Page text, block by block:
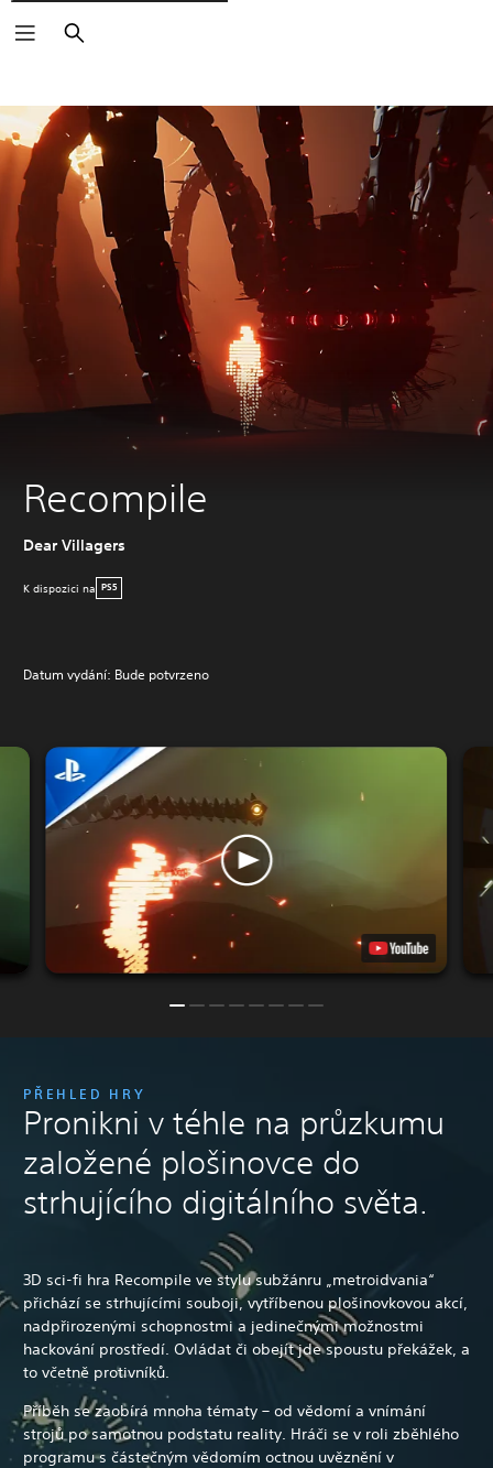
Vyhledat
Recompile
Dear Villagers
K dispozici na PS5
Datum vydání: Bude potvrzeno
PŘEHLED HRY
Pronikni v téhle na průzkumu
založené plošinovce do
strhujícího digitálního světa.
3D sci-fi hra Recompile ve stylu subžánru „metroidvania“
přichází se strhujícími souboji, vytříbenou plošinovkovou akcí,
nadpřirozenými schopnostmi a jedinečnými možnostmi
hackování prostředí. Ovládat či obejít jde spoustu překážek, a
to včetně protivníků.
Příběh se zaobírá mnoha tématy – od vědomí a vnímání
strojů po samotnou podstatu reality. Hráči se v roli zběhlého
programu s částečným vědomím octnou uvěznění v